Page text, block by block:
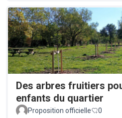
Des arbres fruitiers
enfants du quartier
Proposition officielle 0